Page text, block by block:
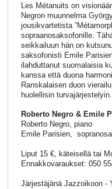
Les Métanuits on
Negron muunnelma
jousikvartetista
sopraanosaksofonille.
seikkailuun hän on
saksofonisti Emile
ilahduttanut suomalaisia
kanssa että duona
Ranskalaisen duon
huolellisin turvajärjestelyin.
Roberto Negro & Emile
Roberto Negro, piano
Emile Parisien,
Liput 15 €, käteisellä tai
Ennakkovaraukset: 050
Järjestäjänä Jazzoikoon -